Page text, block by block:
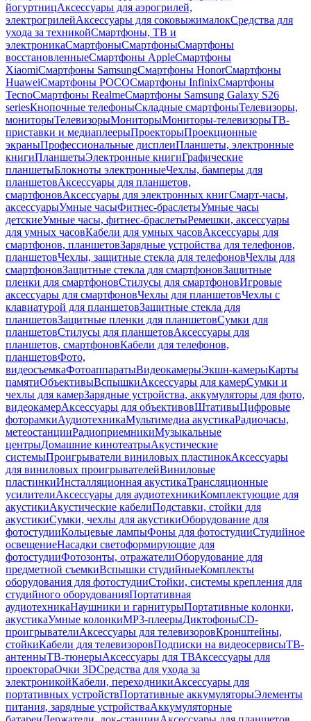
йогуртницАксессуары для аэрогрилей,
электрогрилейАксессуары для соковыжималокСредства для
ухода за техникойСмартфоны, ТВ и
электроникаСмартфоныСмартфоныСмартфоны
восстановленныеСмартфоны AppleСмартфоны
XiaomiСмартфоны SamsungСмартфоны HonorСмартфоны
HuaweiСмартфоны POCOСмартфоны InfinixСмартфоны
TecnoСмартфоны RealmeСмартфоны Samsung Galaxy S26
seriesКнопочные телефоныСкладные смартфоныТелевизоры,
мониторыТелевизорыМониторыМониторы-телевизорыТВ-
приставки и медиаплеерыПроекторыПроекционные
экраныПрофессиональные дисплеиПланшеты, электронные
книгиПланшетыЭлектронные книгиГрафические
планшетыБлокноты электронныеЧехлы, бамперы для
планшетовАксессуары для планшетов,
смартфоновАксессуары для электронных книгСмарт-часы,
аксессуарыУмные часыФитнес-браслетыУмные часы
детскиеУмные часы, фитнес-браслетыРемешки, аксессуары
для умных часовКабели для умных часовАксессуары для
смартфонов, планшетовЗарядные устройства для телефонов,
планшетовЧехлы, защитные стекла для телефоновЧехлы для
смартфоновЗащитные стекла для смартфоновЗащитные
пленки для смартфоновСтилусы для смартфоновИгровые
аксессуары для смартфоновЧехлы для планшетовЧехлы с
клавиатурой для планшетовЗащитные стекла для
планшетовЗащитные пленки для планшетовСумки для
планшетовСтилусы для планшетовАксессуары для
планшетов, смартфоновКабели для телефонов,
планшетовФото,
видеосъемкаФотоаппаратыВидеокамерыЭкшн-камерыКарты
памятиОбъективыВспышкиАксессуары для камерСумки и
чехлы для камерЗарядные устройства, аккумуляторы для фото,
видеокамерАксессуары для объективовШтативыЦифровые
фоторамкиАудиотехникаМультимедиа акустикаРадиочасы,
метеостанцииРадиоприемникиМузыкальные
центрыДомашние кинотеатрыАкустические
системыПроигрыватели виниловых пластинокАксессуары
для виниловых проигрывателейВиниловые
пластинкиИнсталляционная акустикаТрансляционные
усилителиАксессуары для аудиотехникиКомплектующие для
акустикиАкустические кабелиПодставки, стойки для
акустикиСумки, чехлы для акустикиОборудование для
фотостудииКольцевые лампыФоны для фотостудииСтудийное
освещениеНасадки светоформирующие для
фотостудииФотозонты, отражателиОборудование для
предметной съемкиВспышки студийныеКомплекты
оборудования для фотостудииСтойки, системы крепления для
студийного оборудованияПортативная
аудиотехникаНаушники и гарнитурыПортативные колонки,
акустикаУмные колонкиMP3-плеерыДиктофоныCD-
проигрывателиАксессуары для телевизоровКронштейны,
стойкиКабели для телевизоровПодписки на видеосервисыТВ-
антенныТВ-тюнерыАксессуары для ТВАксессуары для
проектораОчки 3DСредства для ухода за
электроникойКабели, переходникиАксессуары для
портативных устройствПортативные аккумуляторыЭлементы
питания, зарядные устройстваАккумуляторные